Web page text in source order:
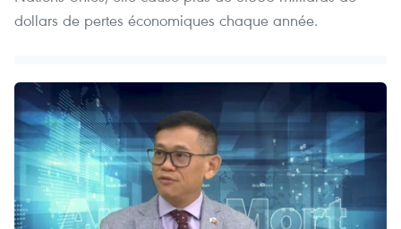
dollars de pertes économiques chaque année.